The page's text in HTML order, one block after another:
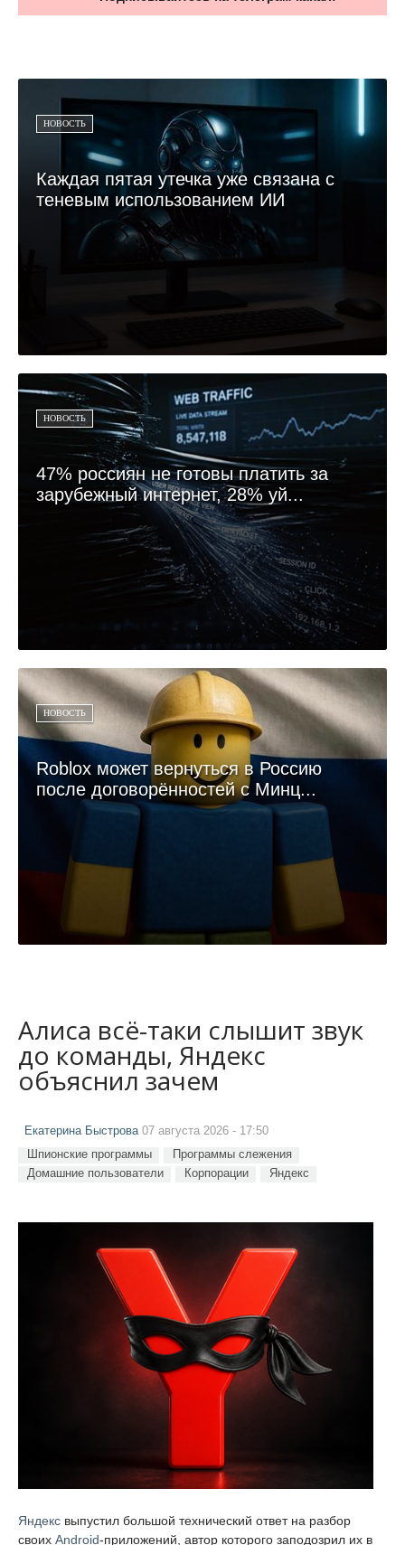
НОВОСТЬ
Каждая пятая утечка уже связана с
теневым использованием ИИ
НОВОСТЬ
47% россиян не готовы платить за
зарубежный интернет, 28% уй...
НОВОСТЬ
Roblox может вернуться в Россию
после договорённостей с Минц...
Алиса всё-таки слышит звук
до команды, Яндекс
объяснил зачем
Екатерина Быстрова 07 августа 2026 - 17:50
Шпионские программы
Программы слежения
Домашние пользователи
Корпорации Яндекс
Яндекс выпустил большой технический ответ на разбор
своих Android-приложений, автор которого заподозрил их в